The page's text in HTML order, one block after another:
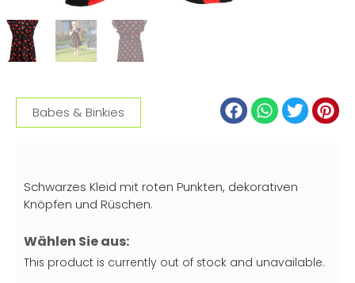
Babes & Binkies
Schwarzes Kleid mit roten Punkten, dekorativen
Knöpfen und Rüschen.
Wählen Sie aus:
This product is currently out of stock and unavailable.